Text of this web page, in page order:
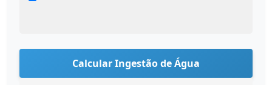
Calcular Ingestão de Água